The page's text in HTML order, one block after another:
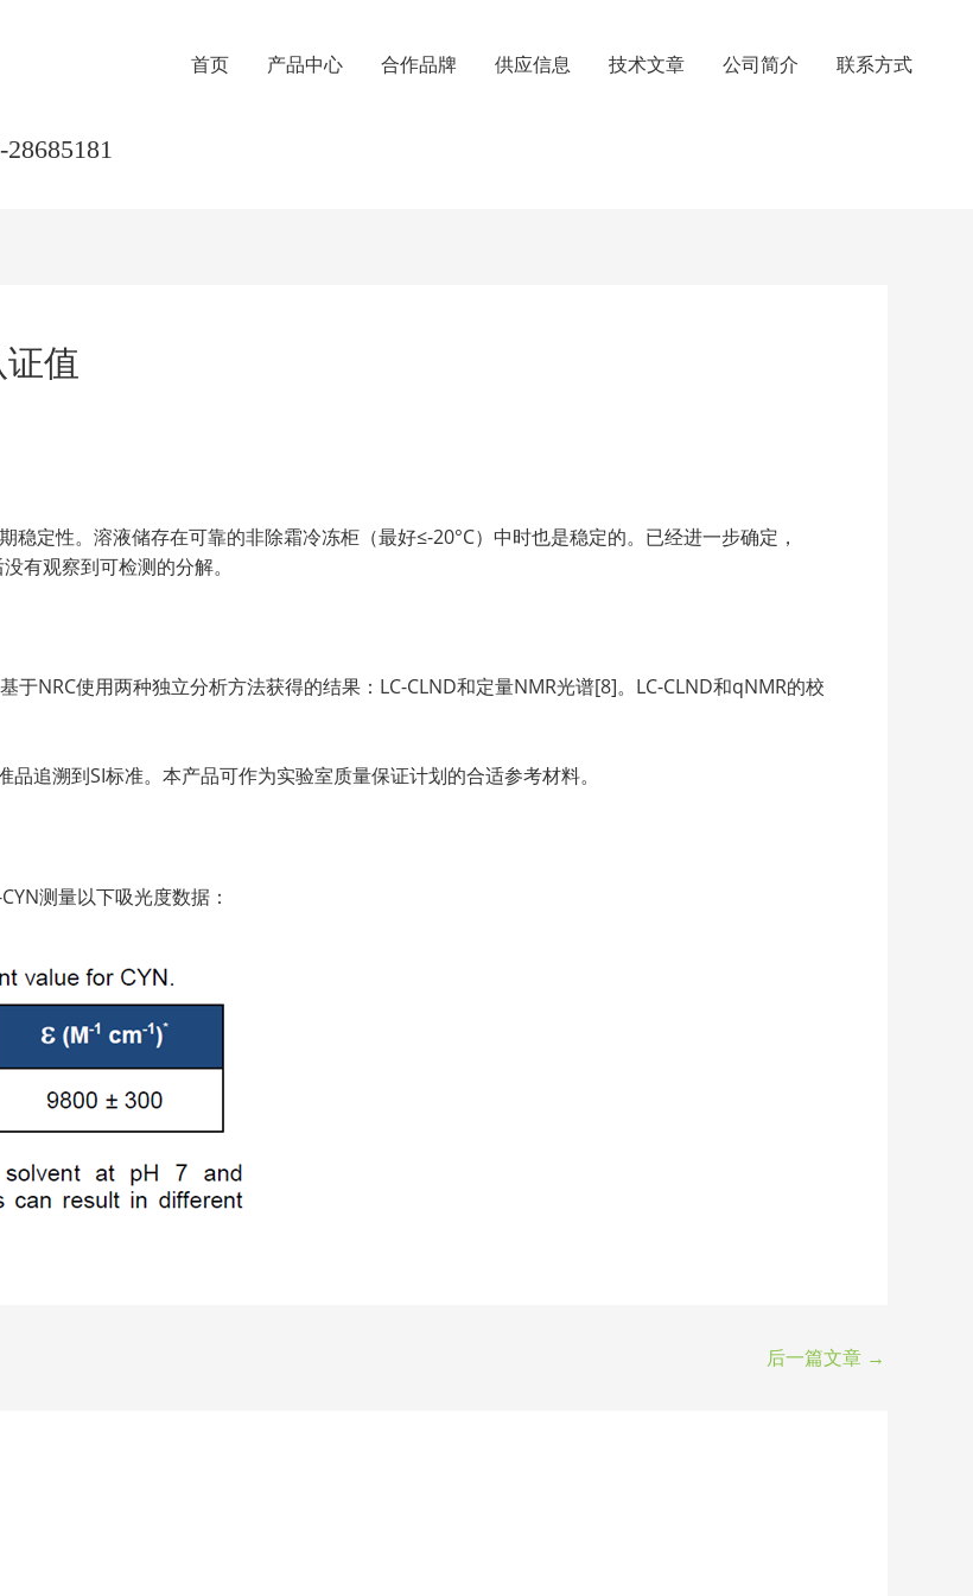
首页 产品中心 合作品牌 供应信息 技术文章 公司简介 联系方式
值
定性。溶液储存在可靠的非除霜冷冻柜（最好≤-20°C）中时也是稳定的。已经进一步确定，
有观察到可检测的分解。
于NRC使用两种独立分析方法获得的结果：LC-CLND和定量NMR光谱[8]。LC-CLND和qNMR的校
追溯到SI标准。本产品可作为实验室质量保证计划的合适参考材料。
测量以下吸光度数据：
后一篇文章 →